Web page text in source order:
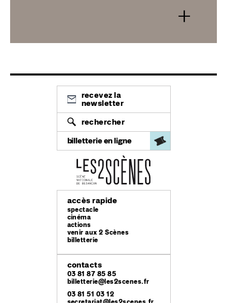
+
recevez la
newsletter
rechercher
billetterie en ligne
accès rapide
spectacle
cinéma
actions
venir aux 2 Scènes
billetterie
contacts
03 81 87 85 85
billetterie@les2scenes.fr
03 81 51 03 12